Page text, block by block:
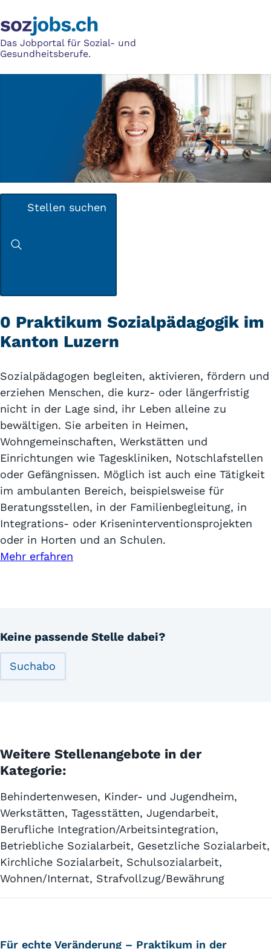
Das Jobportal für Sozial- und
Gesundheitsberufe.
Stellen suchen
0 Praktikum Sozialpädagogik im
Kanton Luzern
Sozialpädagogen begleiten, aktivieren, fördern und
erziehen Menschen, die kurz- oder längerfristig
nicht in der Lage sind, ihr Leben alleine zu
bewältigen. Sie arbeiten in Heimen,
Wohngemeinschaften, Werkstätten und
Einrichtungen wie Tageskliniken, Notschlafstellen
oder Gefängnissen. Möglich ist auch eine Tätigkeit
im ambulanten Bereich, beispielsweise für
Beratungsstellen, in der Familienbegleitung, in
Integrations- oder Kriseninterventionsprojekten
oder in Horten und an Schulen.
Mehr erfahren
Keine passende Stelle dabei?
Suchabo
Weitere Stellenangebote in der
Kategorie:
Behindertenwesen, Kinder- und Jugendheim,
Werkstätten, Tagesstätten, Jugendarbeit,
Berufliche Integration/Arbeitsintegration,
Betriebliche Sozialarbeit, Gesetzliche Sozialarbeit,
Kirchliche Sozialarbeit, Schulsozialarbeit,
Wohnen/Internat, Strafvollzug/Bewährung
Für echte Veränderung – Praktikum in der